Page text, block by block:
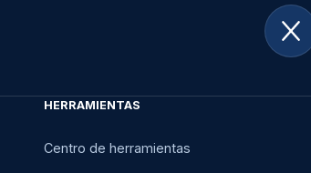
HERRAMIENTAS
Centro de herramientas